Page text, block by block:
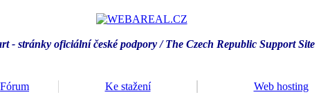
- stránky oficiální české podpory / The Czech Republic Support Site
Fórum Ke stažení Web hosting